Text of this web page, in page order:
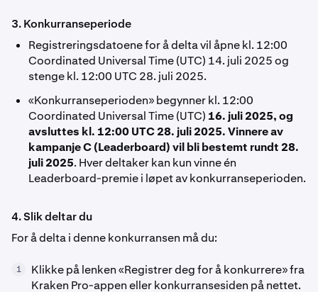
3. Konkurranseperiode
Registreringsdatoene for å delta vilåpne kl. 12:00
Coordinated Universal Time (UTC) 14. juli 2025 og
stenge kl. 12:00 UTC 28. juli 2025.
«Konkurranseperioden» begynner kl. 12:00
Coordinated Universal Time (UTC) 16. juli 2025, og
avsluttes kl. 12:00 UTC 28. juli 2025. Vinnere av
kampanje C (Leaderboard) vil bli bestemt rundt 28.
juli 2025. Hver deltaker kan kun vinne én
Leaderboard-premie i løpet av konkurranseperioden.
4. Slik deltar du
For å delta i denne konkurransen må du:
1
Klikke på lenken «Registrer deg for å konkurrere» fra
Kraken Pro-appen eller konkurransesiden på nettet.